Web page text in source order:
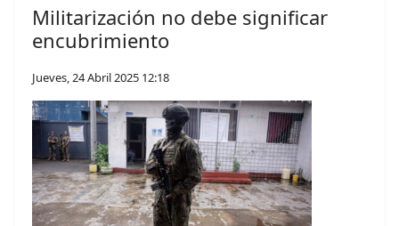
Militarización no debe significar
encubrimiento
Jueves, 24 Abril 2025 12:18